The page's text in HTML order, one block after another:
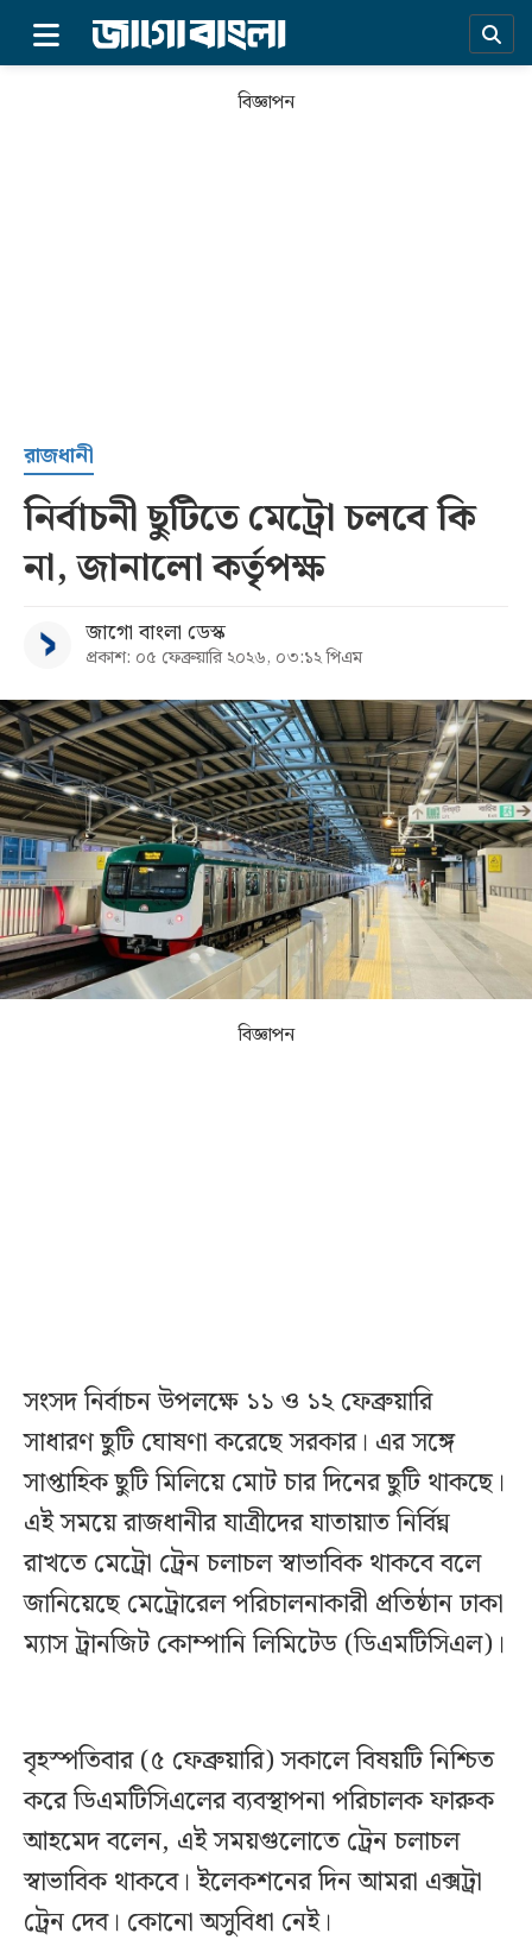
সর্বশেষ
বিভাগ
আর্কাইভ
কনভার্টার
বিজ্ঞাপন
রাজধানী
নির্বাচনী ছুটিতে মেট্রো চলবে কি
না, জানালো কর্তৃপক্ষ
জাগো বাংলা ডেস্ক
প্রকাশ: ০৫ ফেব্রুয়ারি ২০২৬, ০৩:১২ পিএম
বিজ্ঞাপন
সংসদ নির্বাচন উপলক্ষে ১১ ও ১২ ফেব্রুয়ারি
সাধারণ ছুটি ঘোষণা করেছে সরকার। এর সঙ্গে
সাপ্তাহিক ছুটি মিলিয়ে মোট চার দিনের ছুটি থাকছে।
এই সময়ে রাজধানীর যাত্রীদের যাতায়াত নির্বিঘ্ন
রাখতে মেট্রো ট্রেন চলাচল স্বাভাবিক থাকবে বলে
জানিয়েছে মেট্রোরেল পরিচালনাকারী প্রতিষ্ঠান ঢাকা
ম্যাস ট্রানজিট কোম্পানি লিমিটেড (ডিএমটিসিএল)।
বৃহস্পতিবার (৫ ফেব্রুয়ারি) সকালে বিষয়টি নিশ্চিত
করে ডিএমটিসিএলের ব্যবস্থাপনা পরিচালক ফারুক
আহমেদ বলেন, এই সময়গুলোতে ট্রেন চলাচল
স্বাভাবিক থাকবে। ইলেকশনের দিন আমরা এক্সট্রা
ট্রেন দেব। কোনো অসুবিধা নেই।